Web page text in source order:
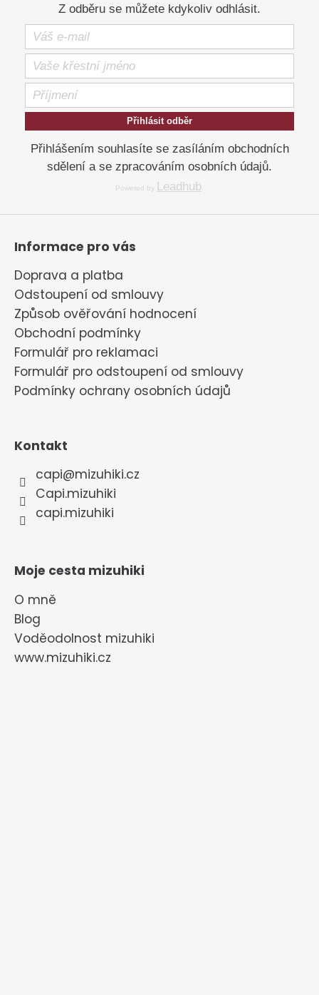
Z odběru se můžete kdykoliv odhlásit.
Přihlásit odběr
Přihlášením souhlasíte se zasíláním obchodních
sdělení a se zpracováním osobních údajů.
Powered by Leadhub
Informace pro vás
Doprava a platba
Odstoupení od smlouvy
Způsob ověřování hodnocení
Obchodní podmínky
Formulář pro reklamaci
Formulář pro odstoupení od smlouvy
Podmínky ochrany osobních údajů
Kontakt
capi@mizuhiki.cz
Capi.mizuhiki
capi.mizuhiki
Moje cesta mizuhiki
O mně
Blog
Voděodolnost mizuhiki
www.mizuhiki.cz